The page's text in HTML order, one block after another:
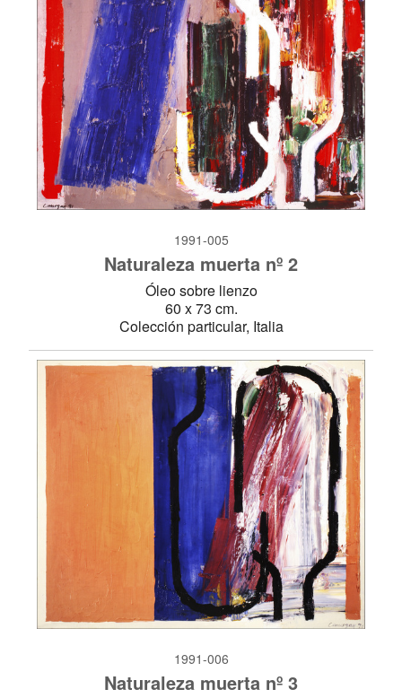
1991-005
Naturaleza muerta nº 2
Óleo sobre lienzo
60 x 73 cm.
Colección particular, Italia
1991-006
Naturaleza muerta nº 3